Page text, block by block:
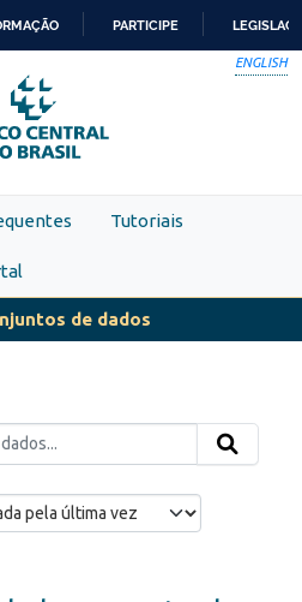
PARA
O
CONTEÚDO
PARTICIPE
ENGLISH
Tutoriais
de dados